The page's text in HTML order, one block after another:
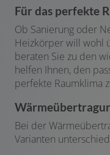
Für das perfekte
Ob Sanierung oder
Heizkörper will wohl
beraten Sie zu den
helfen Ihnen, den
perfekte Raumklima
Bei der
Varianten